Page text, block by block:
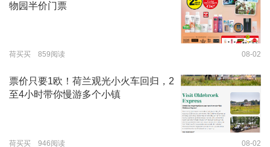
物园半价门票
荷买买 859阅读 08-02
票价只要1欧！荷兰观光小火车回归，2
至4小时带你慢游多个小镇
荷买买 946阅读 08-02